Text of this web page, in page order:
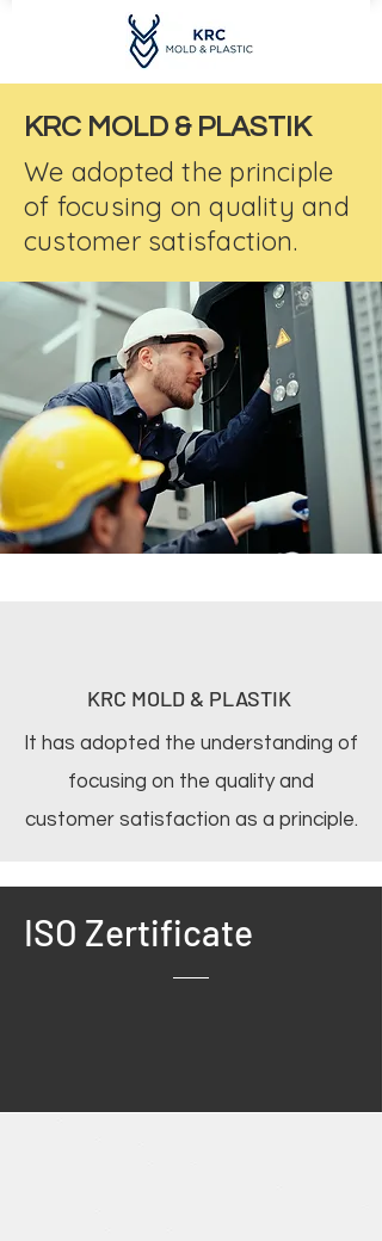
KRC MOLD & PLASTIK
We adopted the principle
of focusing on quality and
customer satisfaction.
KRC MOLD & PLASTIK
It has adopted the understanding of
focusing on the quality and
customer satisfaction as a principle.
ISO Zertificate